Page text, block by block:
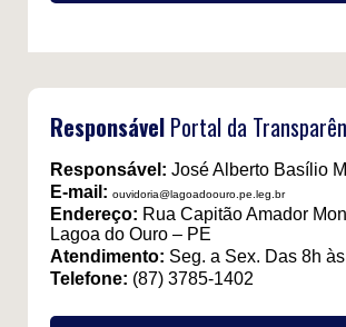
Responsável Portal da
Responsável: José Alberto Basílio
E-mail: ouvidoria@lagoadoouro.pe.leg.br
Endereço: Rua Capitão Amador
Lagoa do Ouro – PE
Atendimento: Seg. a Sex. Das 8h
Telefone: (87) 3785-1402